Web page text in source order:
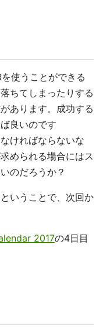
使うことができる
ちてしまったりする
あります。成功する
良いのです
ければならないな
められる場合にはス
のだろうか？
いうことで、次回か
2017の4日目